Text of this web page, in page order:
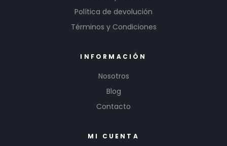
Política de devolución
Términos y Condiciones
INFORMACIÓN
Nosotros
Blog
Contacto
MI CUENTA